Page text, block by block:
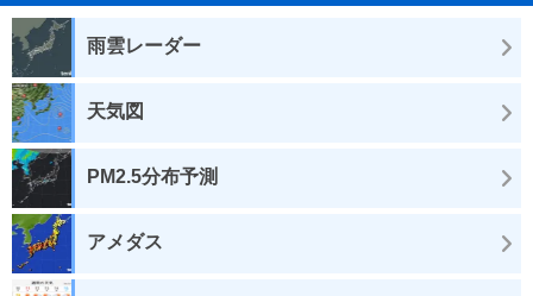
雨雲レーダー
天気図
PM2.5分布予測
アメダス